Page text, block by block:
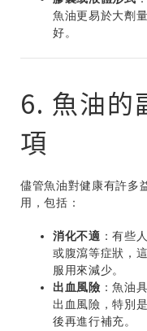
魚油更易於大劑
好。
6. 魚油的
項
儘管魚油對健康有許多
用，包括：
消化不適 ：有些
或腹瀉等症狀，
服用來減少。
出血風險 ：魚油
出血風險，特別
後再進行補充。